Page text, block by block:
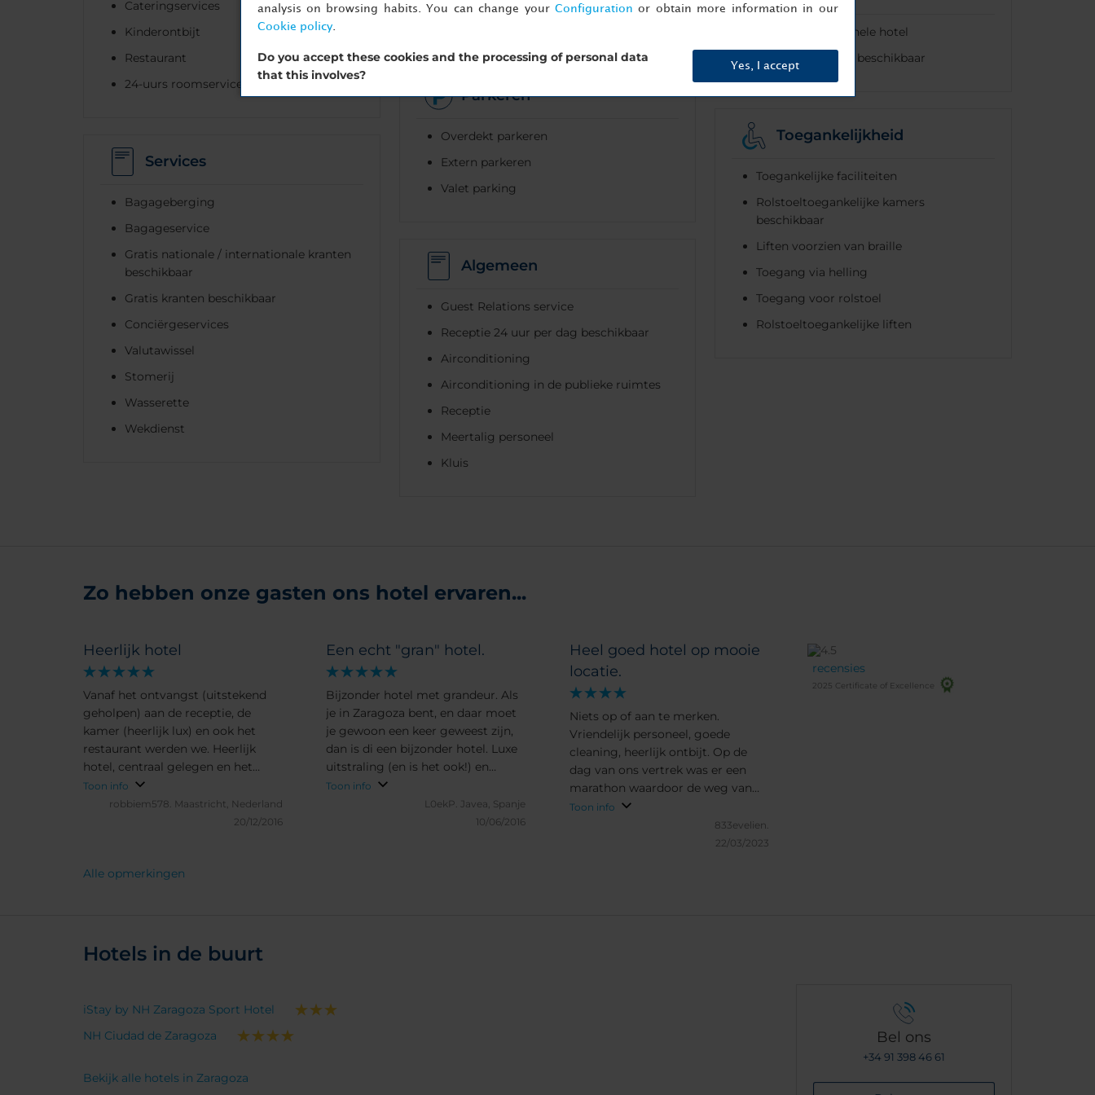
Videoconferentie
Cateringservices
Kinderontbijt
Restaurant
24-uurs roomservice
Gratis wifi in het hele hotel
Breedband-Wi-Fi beschikbaar
Parkeren
Overdekt parkeren
Extern parkeren
Valet parking
Toegankelijkheid
Toegankelijke faciliteiten
Rolstoeltoegankelijke kamers
beschikbaar
Liften voorzien van braille
Toegang via helling
Toegang voor rolstoel
Rolstoeltoegankelijke liften
Services
Bagageberging
Bagageservice
Gratis nationale / internationale kranten
beschikbaar
Gratis kranten beschikbaar
Conciërgeservices
Valutawissel
Stomerij
Wasserette
Wekdienst
Algemeen
Guest Relations service
Receptie 24 uur per dag beschikbaar
Airconditioning
Airconditioning in de publieke ruimtes
Receptie
Meertalig personeel
Kluis
Zo hebben onze gasten ons hotel ervaren...
Heerlijk hotel
Vanaf het ontvangst (uitstekend
geholpen) aan de receptie, de
kamer (heerlijk lux) en ook het
restaurant werden we. Heerlijk
hotel, centraal gelegen en het
personeel was zeer behulpzaam en
vriendelijk.
Toon info
robbiem578. Maastricht, Nederland
20/12/2016
Een echt "gran" hotel.
Bijzonder hotel met grandeur. Als
je in Zaragoza bent, en daar moet
je gewoon een keer geweest zijn,
dan is di een bijzonder hotel. Luxe
uitstraling (en is het ook!) en
ligging perfect ten opzichte van
winkels en restaurants. Prima
Toon info
L0ekP.
Javea, Spanje
10/06/2016
Heel goed hotel op mooie
locatie.
Niets op of aan te merken.
Vriendelijk personeel, goede
cleaning, heerlijk ontbijt. Op de
dag van ons vertrek was er een
marathon waardoor de weg van
parkeergarage naar hotel eigenlijk
niet te doen was. voor ons wat
lastig. Het was handig als dit door
Toon info
833evelien.
22/03/2023
recensies
2025 Certificate of Excellence
Alle opmerkingen
Hotels in de buurt
iStay by NH Zaragoza Sport Hotel
NH Ciudad de Zaragoza
Bekijk alle hotels in Zaragoza
Bel ons
+34 91 398 46 61
analysis on browsing habits. You can change your Configuration or obtain more information in our
Cookie policy.
Do you accept these cookies and the processing of personal data
that this involves?
Yes, I accept